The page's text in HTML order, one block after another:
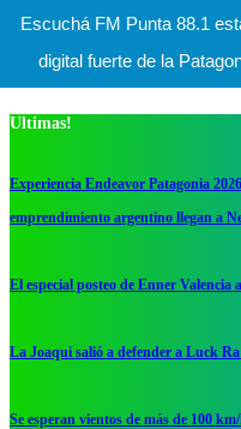
Escuchá FM Punta 88.1
digital fuerte de la
Ultimas!
Experiencia Endeavor Patagonia
emprendimiento argentino llegan a
El especial posteo de Enner Valencia
La Joaqui salió a defender a Luck
Se esperan vientos de más de 100